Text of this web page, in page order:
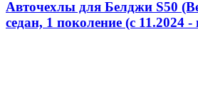
Авточехлы для Белджи S50
седан, 1 поколение (c 11.2024 -